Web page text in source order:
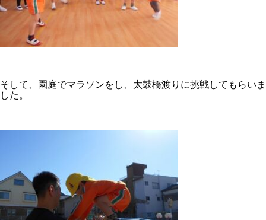
そして、園庭でマラソンをし、太鼓橋渡りに挑戦してもらいま
した。